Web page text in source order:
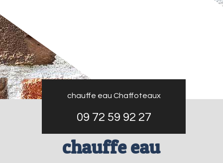
chauffe eau Chaffoteaux
09 72 59 92 27
chauffe eau